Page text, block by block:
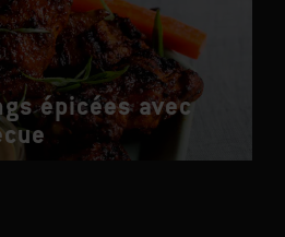
épicées avec